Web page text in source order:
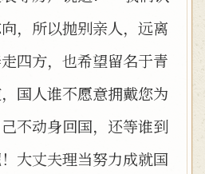
，所以抛别亲人，远离
四方，也希望留名于青
国人谁不愿意拥戴您为
不动身回国，还等谁到
大丈夫理当努力成就国